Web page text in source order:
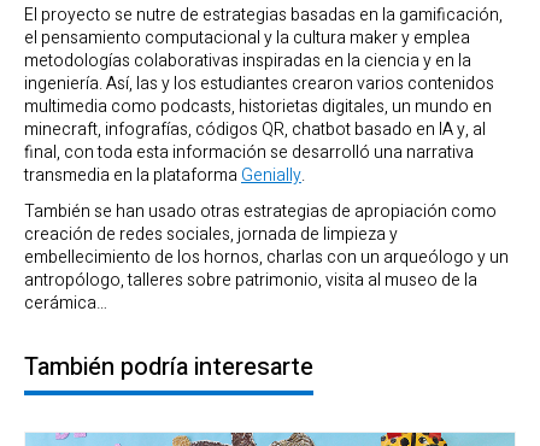
El proyecto se nutre de estrategias basadas en la gamificación,
el pensamiento computacional y la cultura maker y emplea
metodologías colaborativas inspiradas en la ciencia y en la
ingeniería. Así, las y los estudiantes crearon varios contenidos
multimedia como podcasts, historietas digitales, un mundo en
minecraft, infografías, códigos QR, chatbot basado en IA y, al
final, con toda esta información se desarrolló una narrativa
transmedia en la plataforma Genially.
También se han usado otras estrategias de apropiación como
creación de redes sociales, jornada de limpieza y
embellecimiento de los hornos, charlas con un arqueólogo y un
antropólogo, talleres sobre patrimonio, visita al museo de la
cerámica…
También podría interesarte